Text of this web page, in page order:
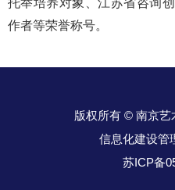
托举培养对象、江苏省咨询
作者等荣誉称号。
版权所有 © 南京艺
信息化建设管
苏ICP备